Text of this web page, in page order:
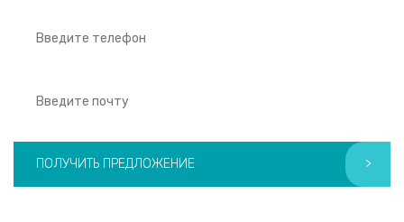
ПОЛУЧИТЬ ПРЕДЛОЖЕНИЕ >